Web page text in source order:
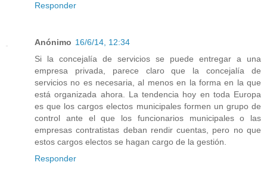
Responder
Anónimo 16/6/14, 12:34
Si la concejalía de servicios se puede entregar a una
empresa privada, parece claro que la concejalía de
servicios no es necesaria, al menos en la forma en la que
está organizada ahora. La tendencia hoy en toda Europa
es que los cargos electos municipales formen un grupo de
control ante el que los funcionarios municipales o las
empresas contratistas deban rendir cuentas, pero no que
estos cargos electos se hagan cargo de la gestión.
Responder